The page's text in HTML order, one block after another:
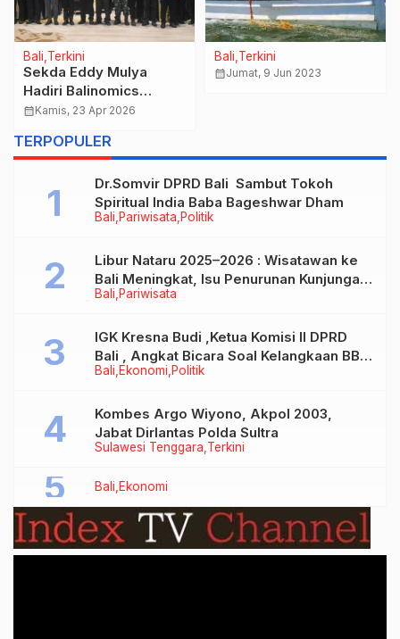
Bali Terkini
Sekda Eddy Mulya
Hadiri Balinomics
Update Kebijakan
Dinamika Ditengah
Geopolitik Dunia.
calendar_monthKamis, 23 Apr 2026
Bali Terkini
calendar_monthJumat, 9 Jun 2023
TERPOPULER
Bali Pariwisata Politik
Dr.Somvir DPRD Bali Sambut Tokoh
Spiritual India Baba Bageshwar Dham
Bali Pariwisata
Libur Nataru 2025–2026 : Wisatawan ke
Bali Meningkat, Isu Penurunan Kunjungan
Tidak Benar
Bali Ekonomi Politik
IGK Kresna Budi ,Ketua Komisi II DPRD
Bali , Angkat Bicara Soal Kelangkaan BBM
Bersubsidi Jenis Solar
Sulawesi Tenggara Terkini
Kombes Argo Wiyono, Akpol 2003,
Jabat Dirlantas Polda Sultra
Bali Ekonomi